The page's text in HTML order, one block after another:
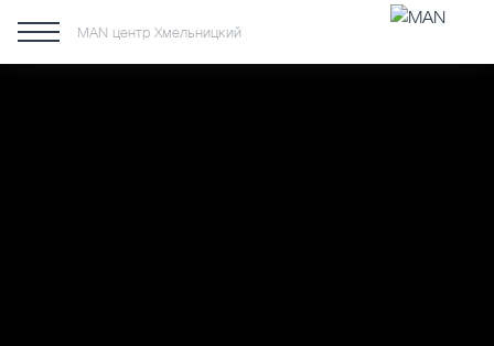
MAN центр Хмельницкий